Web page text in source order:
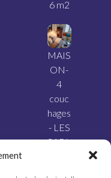
6 m2
MAIS
ON-
4
couc
hages
- LES
SABL